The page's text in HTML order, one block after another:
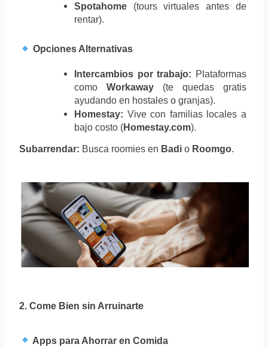
Spotahome (tours virtuales antes de
rentar).
Opciones Alternativas
Intercambios por trabajo: Plataformas
como Workaway (te quedas gratis
ayudando en hostales o granjas).
Homestay: Vive con familias locales a
bajo costo (Homestay.com).
Subarrendar: Busca roomies en Badi o Roomgo.
2. Come Bien sin Arruinarte
Apps para Ahorrar en Comida